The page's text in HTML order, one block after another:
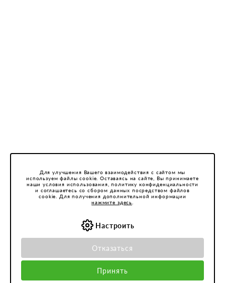
Для улучшения Вашего взаимодействия с сайтом мы
используем файлы cookie. Оставаясь на сайте, Вы принимаете
наши условия использования, политику конфиденциальности
и соглашаетесь со сбором данных посредством файлов
cookie. Для получения дополнительной информации
нажмите здесь
Настроить
Отказаться
Принять